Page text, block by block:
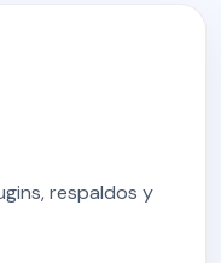
respaldos y